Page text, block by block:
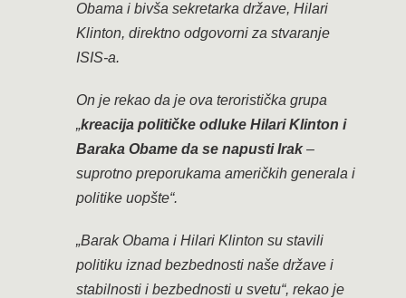
Obama i bivša sekretarka države, Hilari
Klinton, direktno odgovorni za stvaranje
ISIS-a.
On je rekao da je ova teroristička grupa
„kreacija političke odluke Hilari Klinton i
Baraka Obame da se napusti Irak–
suprotno preporukama američkih generala i
politike uopšte“.
„Barak Obama i Hilari Klinton su stavili
politiku iznad bezbednosti naše države i
stabilnosti i bezbednosti u svetu“, rekao je